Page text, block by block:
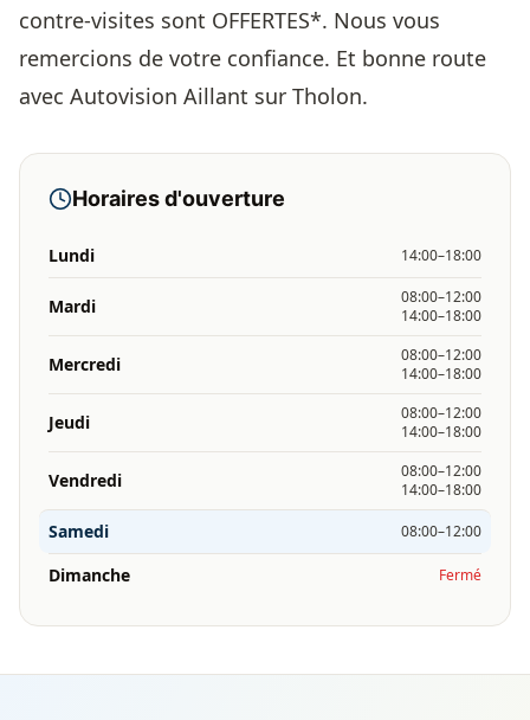
contre-visites sont OFFERTES*. Nous vous
remercions de votre confiance. Et bonne route
avec Autovision Aillant sur Tholon.
Horaires d'ouverture
Lundi 14:00–18:00
Mardi
08:00–12:00
14:00–18:00
Mercredi
08:00–12:00
14:00–18:00
Jeudi
08:00–12:00
14:00–18:00
Vendredi
08:00–12:00
14:00–18:00
Samedi 08:00–12:00
Dimanche Fermé